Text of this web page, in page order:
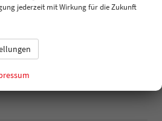
Sitzheizung vorn )
jederzeit mit Wirkung für die Zukunft